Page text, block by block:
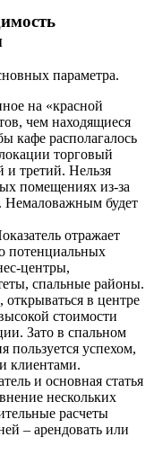
параметра.
на «красной
чем находящиеся
кафе располагалось
торговый
и третий. Нельзя
помещениях из-за
Немаловажным будет
отражает
потенциальных
центры,
спальные районы.
в центре
стоимости
Зато в спальном
пользуется успехом,
клиентами.
и основная статья
нескольких
расчеты
– арендовать или